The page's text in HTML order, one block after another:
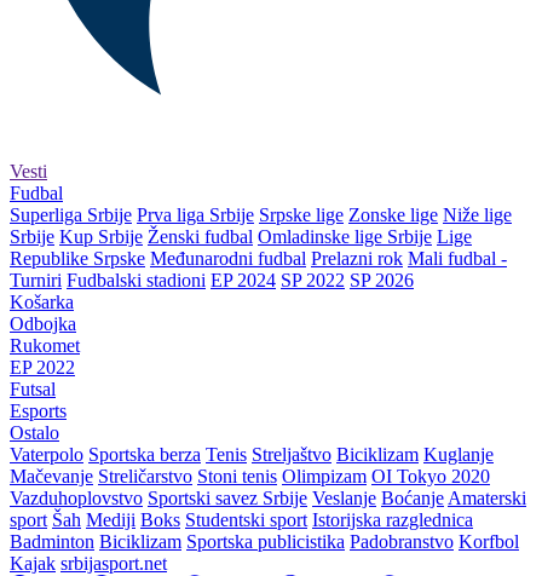
Vesti
Fudbal
Superliga Srbije Prva liga Srbije Srpske lige Zonske lige Niže lige
Srbije Kup Srbije Ženski fudbal Omladinske lige Srbije Lige
Republike Srpske Međunarodni fudbal Prelazni rok Mali fudbal -
Turniri Fudbalski stadioni EP 2024 SP 2022 SP 2026
Košarka
Odbojka
Rukomet
EP 2022
Futsal
Esports
Ostalo
Vaterpolo Sportska berza Tenis Streljaštvo Biciklizam Kuglanje
Mačevanje Streličarstvo Stoni tenis Olimpizam OI Tokyo 2020
Vazduhoplovstvo Sportski savez Srbije Veslanje Boćanje Amaterski
sport Šah Mediji Boks Studentski sport Istorijska razglednica
Badminton Biciklizam Sportska publicistika Padobranstvo Korfbol
Kajak srbijasport.net